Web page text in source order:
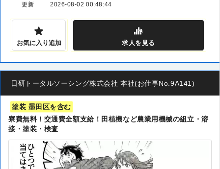
更新 2026-08-02 00:48:44
お気に入り追加 求人 を見る
日研トータルソーシング株式会社 本社(お仕事No.9A141)
塗装 墨田区を含む
寮費無料！交通費全額支給！田植機など農業用機械の組立・溶
接・塗装・検査